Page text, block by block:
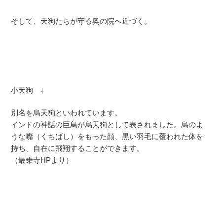
そして、天狗たちが守る奥の院へ近づく。
小天狗 ↓
別名を烏天狗といわれています。
インドの神話の巨鳥が烏天狗として表されました。烏のよ
うな嘴（くちばし）をもった顔、黒い羽毛に覆われた体を
持ち、自在に飛翔することができます。
（最乗寺HPより）